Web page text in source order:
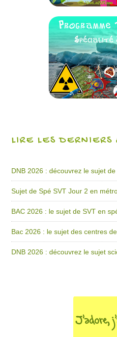
LIRE LES DERNIERS
DNB 2026 : découvrez le sujet de
Sujet de Spé SVT Jour 2 en
BAC 2026 : le sujet de SVT en
Bac 2026 : le sujet des centres
DNB 2026 : découvrez le sujet